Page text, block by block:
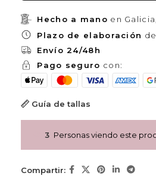
Hecho a mano en
Plazo de elaboración
Envío 24/48h
Pago seguro con:
Guía de tallas
3 Personas viendo este
Compartir: